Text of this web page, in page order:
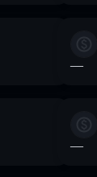
—
—